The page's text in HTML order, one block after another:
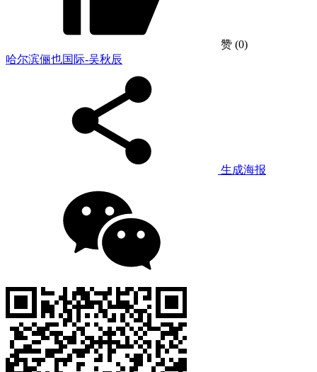
赞 (0)
哈尔滨俪也国际-吴秋辰
生成海报